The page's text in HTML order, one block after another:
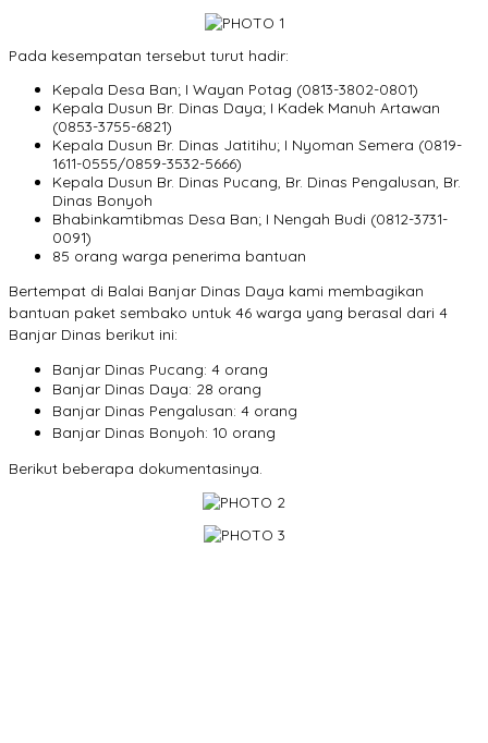
Pada kesempatan tersebut turut hadir:
Kepala Desa Ban; I Wayan Potag (0813-3802-0801)
Kepala Dusun Br. Dinas Daya; I Kadek Manuh Artawan
(0853-3755-6821)
Kepala Dusun Br. Dinas Jatitihu; I Nyoman Semera (0819-
1611-0555/0859-3532-5666)
Kepala Dusun Br. Dinas Pucang, Br. Dinas Pengalusan, Br.
Dinas Bonyoh
Bhabinkamtibmas Desa Ban; I Nengah Budi (0812-3731-
0091)
85 orang warga penerima bantuan
Bertempat di Balai Banjar Dinas Daya kami membagikan
bantuan paket sembako untuk 46 warga yang berasal dari 4
Banjar Dinas berikut ini:
Banjar Dinas Pucang: 4 orang
Banjar Dinas Daya: 28 orang
Banjar Dinas Pengalusan: 4 orang
Banjar Dinas Bonyoh: 10 orang
Berikut beberapa dokumentasinya.